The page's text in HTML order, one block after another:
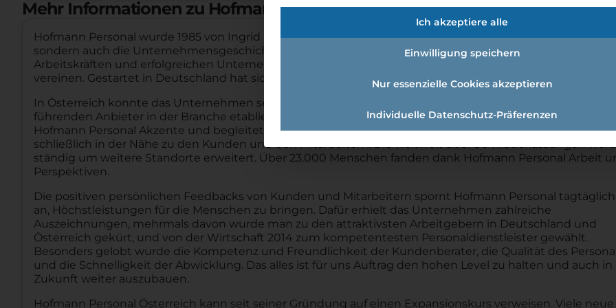
Mehr Informationen zu Hofmann Personal - I. K. Hofmann GmbH
Hofmann Personal wurde 1985 von Ingrid Hofmann gegründet und schreibt seitdem nicht nur seine
sondern auch die Unternehmensgeschichten seiner Kunden aktiv mit. Als Drehscheibe zwischen besten
Arbeitskräften und erfolgreichen Unternehmen, ist es uns seit jeher eine Freude diese beiden Welten zu
vereinen. Gestartet in Deutschland hat sich Hofmann Personal schon bald in andere Märkte gewagt.
In Österreich konnte das Unternehmen seit seinem Markteintritt ständig wachsen und hat sich als einer
führenden Anbieter in der Branche etabliert. Auch in Tschechien, Großbritannien, und der Schweiz setzt
Hofmann Personal Akzente und begleitet seine Kunden sogar bis in die USA. Das Erfolgsgeheimnis liegt
schließlich in der Nähe zu den Kunden und den Mitarbeitern. Die weltweit über 90 Niederlassungen
ständig um weitere Standorte erweitert. Über 23.000 Menschen fanden dank Hofmann Personal Arbeit
Perspektiven.
Die positiven persönlichen Feedbacks von Kunden und Mitarbeitern spornt Hofmann Personal tagtäglich
an, Höchstleistungen für die Menschen zu bringen. Dafür erhielt das Unternehmen zahlreiche
Auszeichnungen, mehrmals davon wurde man zu den attraktivsten Arbeitgebern in Deutschland und
Österreich gekürt, und von der Wirtschaft 2014 zum kompetentesten Personaldienstleister gewählt.
Besonders gelobt wurde die Kompetenz und Freundlichkeit der Kundenberater, die Qualität des
und die Schnelligkeit der Abwicklung. Das alles ist für uns Auftrag den hohen Level zu halten und auch in
Zukunft weiter auszubauen.
Hofmann Personal Österreich kann seit seiner Gründung auf einen Expansionskurs verweisen. Viele neue
Ich akzeptiere alle
Einwilligung speichern
Nur essenzielle Cookies akzeptieren
Individuelle Datenschutz-Präferenzen